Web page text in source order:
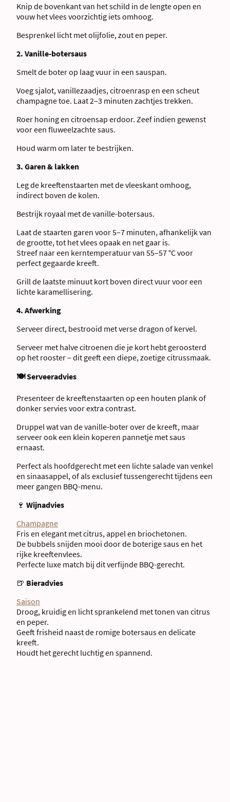
Knip de bovenkant van het schild in de lengte open en
vouw het vlees voorzichtig iets omhoog.
Besprenkel licht met olijfolie, zout en peper.
2. Vanille-botersaus
Smelt de boter op laag vuur in een sauspan.
Voeg sjalot, vanillezaadjes, citroenrasp en een scheut
champagne toe. Laat 2–3 minuten zachtjes trekken.
Roer honing en citroensap erdoor. Zeef indien gewenst
voor een fluweelzachte saus.
Houd warm om later te bestrijken.
3. Garen & lakken
Leg de kreeftenstaarten met de vleeskant omhoog,
indirect boven de kolen.
Bestrijk royaal met de vanille-botersaus.
Laat de staarten garen voor 5–7 minuten, afhankelijk van
de grootte, tot het vlees opaak en net gaar is.
Streef naar een kerntemperatuur van 55–57 °C voor
perfect gegaarde kreeft.
Grill de laatste minuut kort boven direct vuur voor een
lichte karamellisering.
4. Afwerking
Serveer direct, bestrooid met verse dragon of kervel.
Serveer met halve citroenen die je kort hebt geroosterd
op het rooster – dit geeft een diepe, zoetige citrussmaak.
🍽 Serveeradvies
Presenteer de kreeftenstaarten op een houten plank of
donker servies voor extra contrast.
Druppel wat van de vanille-boter over de kreeft, maar
serveer ook een klein koperen pannetje met saus
ernaast.
Perfect als hoofdgerecht met een lichte salade van venkel
en sinaasappel, of als exclusief tussengerecht tijdens een
meer gangen BBQ-menu.
🍷 Wijnadvies
Champagne
Fris en elegant met citrus, appel en briochetonen.
De bubbels snijden mooi door de boterige saus en het
rijke kreeftenvlees.
Perfecte luxe match bij dit verfijnde BBQ-gerecht.
🍺 Bieradvies
Saison
Droog, kruidig en licht sprankelend met tonen van citrus
en peper.
Geeft frisheid naast de romige botersaus en delicate
kreeft.
Houdt het gerecht luchtig en spannend.